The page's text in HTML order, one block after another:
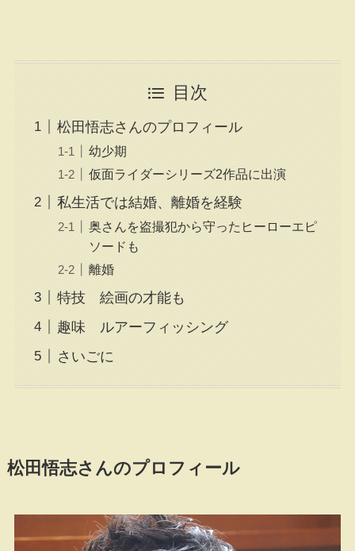
目次
松田悟志さんのプロフィール
幼少期
仮面ライダーシリーズ2作品に出演
私生活では結婚、離婚を経験
奥さんを盗撮犯から守ったヒーローエピ
ソードも
離婚
特技 絵画の才能も
趣味 ルアーフィッシング
さいごに
松田悟志さんのプロフィール